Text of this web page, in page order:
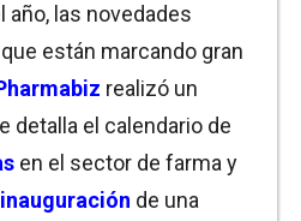
año, las novedades
están marcando gran
realizó un
detalla el calendario de
en el sector de farma y
inauguración de una